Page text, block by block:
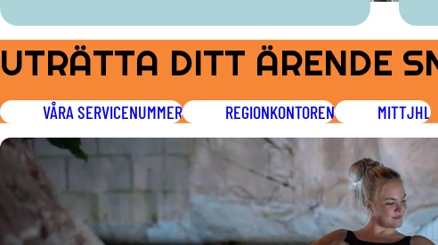
UTRÄTTA DITT ÄRENDE
VÅRA SERVICENUMMER REGIONKONTOREN MITTJHL